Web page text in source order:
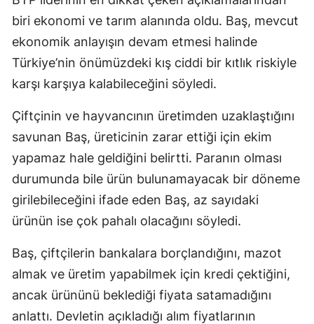
biri ekonomi ve tarım alanında oldu. Baş, mevcut
ekonomik anlayışın devam etmesi halinde
Türkiye’nin önümüzdeki kış ciddi bir kıtlık riskiyle
karşı karşıya kalabileceğini söyledi.
Çiftçinin ve hayvancının üretimden uzaklaştığını
savunan Baş, üreticinin zarar ettiği için ekim
yapamaz hale geldiğini belirtti. Paranın olması
durumunda bile ürün bulunamayacak bir döneme
girilebileceğini ifade eden Baş, az sayıdaki
ürünün ise çok pahalı olacağını söyledi.
Baş, çiftçilerin bankalara borçlandığını, mazot
almak ve üretim yapabilmek için kredi çektiğini,
ancak ürününü beklediği fiyata satamadığını
anlattı. Devletin açıkladığı alım fiyatlarının